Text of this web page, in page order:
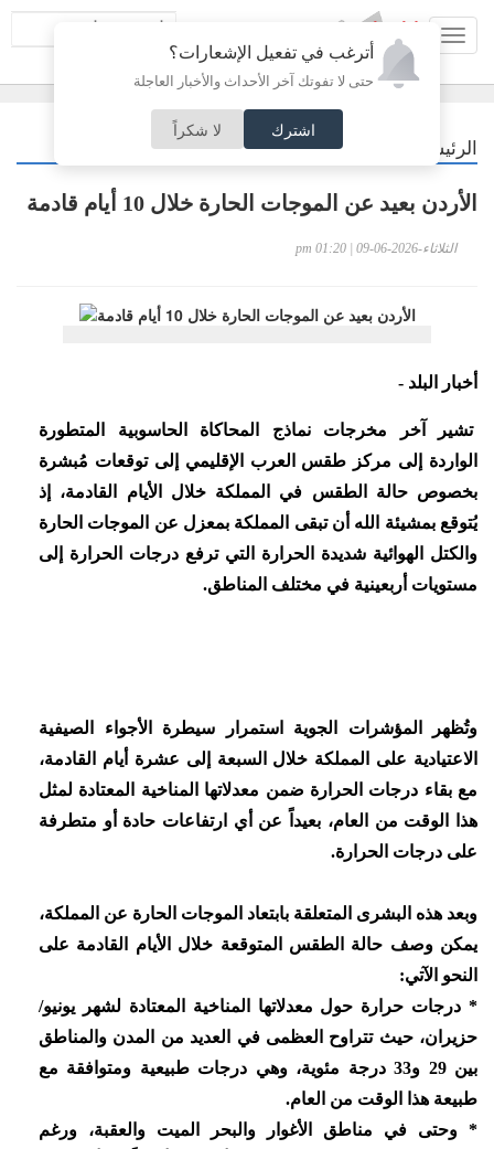
أترغب في تفعيل الإشعارات؟
حتى لا تفوتك آخر الأحداث والأخبار العاجلة
اشترك لا شكراً
الرئيسية
الأردن بعيد عن الموجات الحارة خلال 10 أيام قادمة
الثلاثاء-2026-06-09 | 01:20 pm
أخبار البلد -
تشير آخر مخرجات نماذج المحاكاة الحاسوبية المتطورة
الواردة إلى مركز طقس العرب الإقليمي إلى توقعات مُبشرة
بخصوص حالة الطقس في المملكة خلال الأيام القادمة، إذ
يُتوقع بمشيئة الله أن تبقى المملكة بمعزل عن الموجات الحارة
والكتل الهوائية شديدة الحرارة التي ترفع درجات الحرارة إلى
مستويات أربعينية في مختلف المناطق.
وتُظهر المؤشرات الجوية استمرار سيطرة الأجواء الصيفية
الاعتيادية على المملكة خلال السبعة إلى عشرة أيام القادمة،
مع بقاء درجات الحرارة ضمن معدلاتها المناخية المعتادة لمثل
هذا الوقت من العام، بعيداً عن أي ارتفاعات حادة أو متطرفة
على درجات الحرارة.
وبعد هذه البشرى المتعلقة بابتعاد الموجات الحارة عن المملكة،
يمكن وصف حالة الطقس المتوقعة خلال الأيام القادمة على
النحو الآتي:
* درجات حرارة حول معدلاتها المناخية المعتادة لشهر يونيو/
حزيران، حيث تتراوح العظمى في العديد من المدن والمناطق
بين 29 و33 درجة مئوية، وهي درجات طبيعية ومتوافقة مع
طبيعة هذا الوقت من العام.
* وحتى في مناطق الأغوار والبحر الميت والعقبة، ورغم